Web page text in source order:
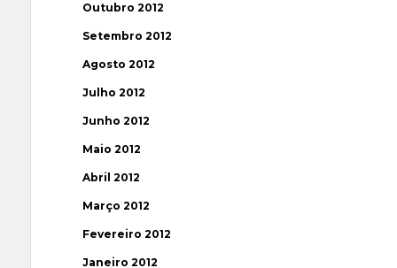
Outubro 2012
Setembro 2012
Agosto 2012
Julho 2012
Junho 2012
Maio 2012
Abril 2012
Março 2012
Fevereiro 2012
Janeiro 2012